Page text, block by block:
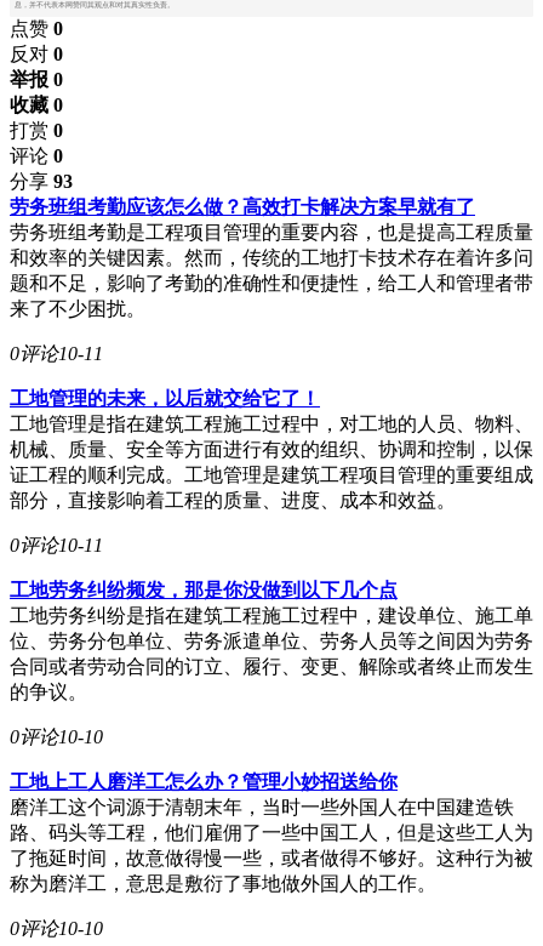
息，并不代表本网赞同其观点和对其真实性负责。
点赞 0
反对 0
举报 0
收藏 0
打赏 0
评论 0
分享 93
劳务班组考勤应该怎么做？高效打卡解决方案早就有了
劳务班组考勤是工程项目管理的重要内容，也是提高工程质量
和效率的关键因素。然而，传统的工地打卡技术存在着许多问
题和不足，影响了考勤的准确性和便捷性，给工人和管理者带
来了不少困扰。
0评论10-11
工地管理的未来，以后就交给它了！
工地管理是指在建筑工程施工过程中，对工地的人员、物料、
机械、质量、安全等方面进行有效的组织、协调和控制，以保
证工程的顺利完成。工地管理是建筑工程项目管理的重要组成
部分，直接影响着工程的质量、进度、成本和效益。
0评论10-11
工地劳务纠纷频发，那是你没做到以下几个点
工地劳务纠纷是指在建筑工程施工过程中，建设单位、施工单
位、劳务分包单位、劳务派遣单位、劳务人员等之间因为劳务
合同或者劳动合同的订立、履行、变更、解除或者终止而发生
的争议。
0评论10-10
工地上工人磨洋工怎么办？管理小妙招送给你
磨洋工这个词源于清朝末年，当时一些外国人在中国建造铁
路、码头等工程，他们雇佣了一些中国工人，但是这些工人为
了拖延时间，故意做得慢一些，或者做得不够好。这种行为被
称为磨洋工，意思是敷衍了事地做外国人的工作。
0评论10-10